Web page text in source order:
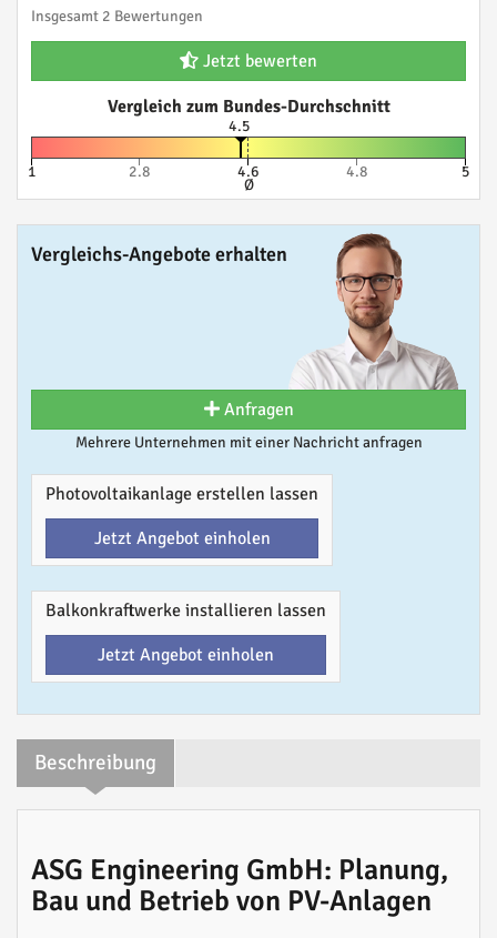
Insgesamt 2 Bewertungen
Jetzt bewerten
Vergleich zum Bundes-Durchschnitt
4.5
1 2.8 4.6
Ø
4.8 5
Vergleichs-Angebote erhalten
Anfragen
Mehrere Unternehmen mit einer Nachricht anfragen
Photovoltaikanlage erstellen lassen
Jetzt Angebot einholen
Balkonkraftwerke installieren lassen
Jetzt Angebot einholen
Beschreibung
ASG Engineering GmbH: Planung,
Bau und Betrieb von PV-Anlagen